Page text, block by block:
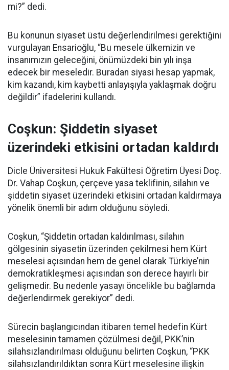
mi?” dedi.
Bu konunun siyaset üstü değerlendirilmesi gerektiğini
vurgulayan Ensarioğlu, “Bu mesele ülkemizin ve
insanımızın geleceğini, önümüzdeki bin yılı inşa
edecek bir meseledir. Buradan siyasi hesap yapmak,
kim kazandı, kim kaybetti anlayışıyla yaklaşmak doğru
değildir” ifadelerini kullandı.
Coşkun: Şiddetin siyaset
üzerindeki etkisini ortadan kaldırdı
Dicle Üniversitesi Hukuk Fakültesi Öğretim Üyesi Doç.
Dr. Vahap Coşkun, çerçeve yasa teklifinin, silahın ve
şiddetin siyaset üzerindeki etkisini ortadan kaldırmaya
yönelik önemli bir adım olduğunu söyledi.
Coşkun, “Şiddetin ortadan kaldırılması, silahın
gölgesinin siyasetin üzerinden çekilmesi hem Kürt
meselesi açısından hem de genel olarak Türkiye’nin
demokratikleşmesi açısından son derece hayırlı bir
gelişmedir. Bu nedenle yasayı öncelikle bu bağlamda
değerlendirmek gerekiyor” dedi.
Sürecin başlangıcından itibaren temel hedefin Kürt
meselesinin tamamen çözülmesi değil, PKK’nin
silahsızlandırılması olduğunu belirten Coşkun, “PKK
silahsızlandırıldıktan sonra Kürt meselesine ilişkin